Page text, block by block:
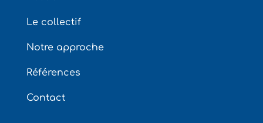
Le collectif
Notre approche
Références
Contact